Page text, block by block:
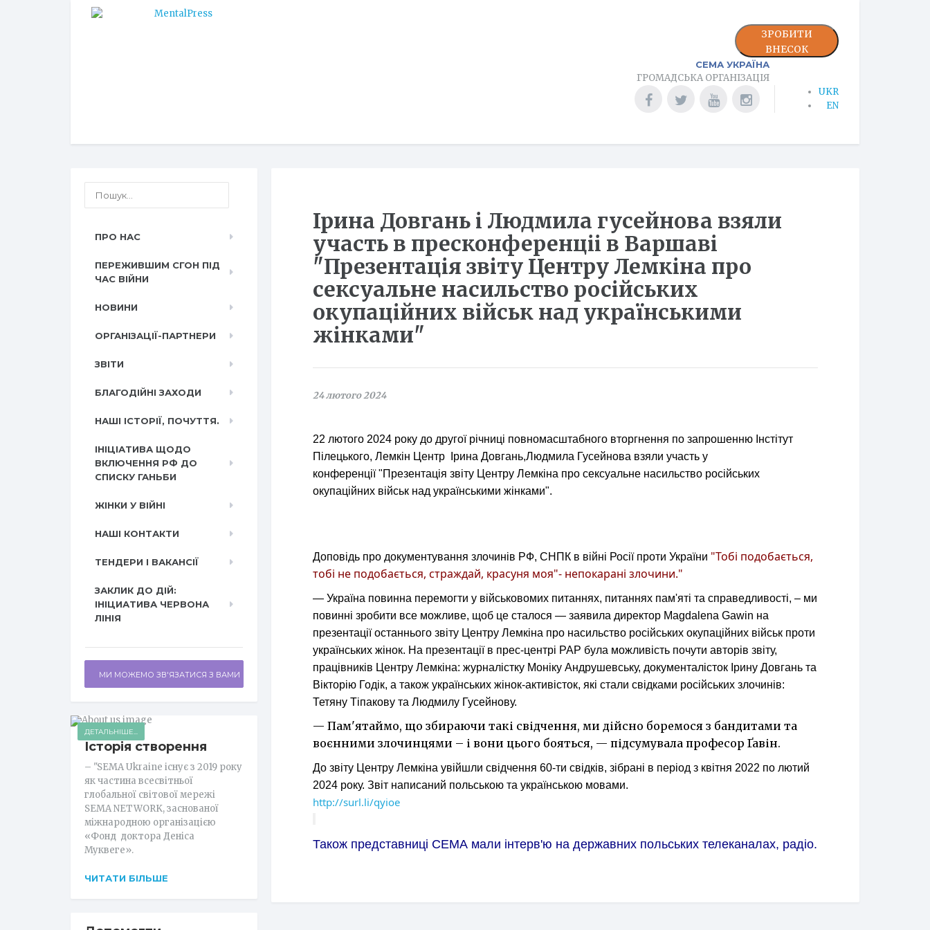
ЗРОБИТИ
ВНЕСОК
СЕМА УКРАЇНА
ГРОМАДСЬКА ОРГАНІЗАЦІЯ
UKR
EN
Ірина Довгань і Людмила гусейнова взяли
участь в пресконференціі в Варшаві
"Презентація звіту Центру Лемкіна про
сексуальне насильство російських
окупаційних військ над українськими
жінками"
24 лютого 2024
22 лютого 2024 року до другої річниці повномасштабного вторгнення по запрошенню Інстітут
Пілецького, Лемкін Центр
Ірина Довгань,Людмила Гусейнова взяли участь у
конференції "Презентація звіту Центру Лемкіна про сексуальне насильство російських
окупаційних військ над українськими жінками".
Доповідь про документування злочинів РФ, СНПК в війні Росії проти України "Тобі подобається,
тобі не подобається, страждай, красуня моя"- непокарані злочини."
— Україна повинна перемогти у військовомих питаннях, питаннях пам'яті та справедливості, – ми
повинні зробити все можливе, щоб це сталося — заявила директор Magdalena Gawin на
презентації останнього звіту Центру Лемкіна про насильство російських окупаційних військ проти
українських жінок. На презентації в прес-центрі PAP була можливість почути авторів звіту,
працівників Центру Лемкіна: журналістку Моніку Андрушевську, документалісток Ірину Довгань та
Вікторію Годік, а також українських жінок-активісток, які стали свідками російських злочинів:
Тетяну Тіпакову та Людмилу Гусейнову.
— Пам'ятаймо, що збираючи такі свідчення, ми дійсно боремося з бандитами та
воєнними злочинцями – і вони цього бояться, — підсумувала професор Ґавін.
До звіту Центру Лемкіна увійшли свідчення 60-ти свідків, зібрані в період з квітня 2022 по лютий
2024 року. Звіт написаний польською та українською мовами.
http://surl.li/qyioe
Також представниці СЕМА мали інтерв'ю на державних польських телеканалах, радіо.
ПРО НАС
ПЕРЕЖИВШИМ СГОН ПІД
ЧАС ВІЙНИ
НОВИНИ
ОРГАНІЗАЦІЇ-ПАРТНЕРИ
ЗВІТИ
БЛАГОДІЙНІ ЗАХОДИ
НАШІ ІСТОРІЇ, ПОЧУТТЯ.
ІНІЦІАТИВА ЩОДО
ВКЛЮЧЕННЯ РФ ДО
СПИСКУ ГАНЬБИ
ЖІНКИ У ВІЙНІ
НАШІ КОНТАКТИ
ТЕНДЕРИ І ВАКАНСІЇ
ЗАКЛИК ДО ДІЙ:
ІНІЦИАТИВА ЧЕРВОНА
ЛІНІЯ
МИ МОЖЕМО ЗВ'ЯЗАТИСЯ З ВАМИ
ДЕТАЛЬНІШЕ...
Історія створення
– "SEMA Ukraine існує з 2019 року
як частина всесвітньої
глобальної світової мережі
SEMA NETWORK, заснованої
міжнародною організацією
«Фонд доктора Деніса
Муквеге».
ЧИТАТИ БІЛЬШЕ